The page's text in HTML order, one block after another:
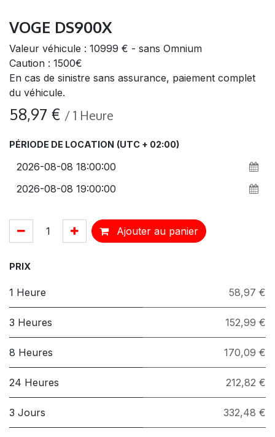
VOGE DS900X
Valeur véhicule : 10999 € - sans Omnium
Caution : 1500€
En cas de sinistre sans assurance, paiement complet
du véhicule.
58,97 € /1 Heure
PÉRIODE DE LOCATION (UTC + 02:00)
Ajouter au panier
PRIX
1 Heure 58,97 €
3 Heures 152,99 €
8 Heures 170,09 €
24 Heures 212,82 €
3 Jours 332,48 €